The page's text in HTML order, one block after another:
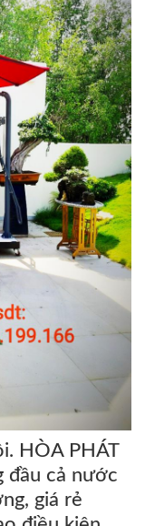
HÒA PHÁT
đầu cả nước
giá rẻ